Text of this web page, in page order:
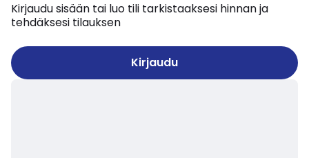
Kirjaudu sisään tai luo tili tarkistaaksesi hinnan ja
tehdäksesi tilauksen
Kirjaudu